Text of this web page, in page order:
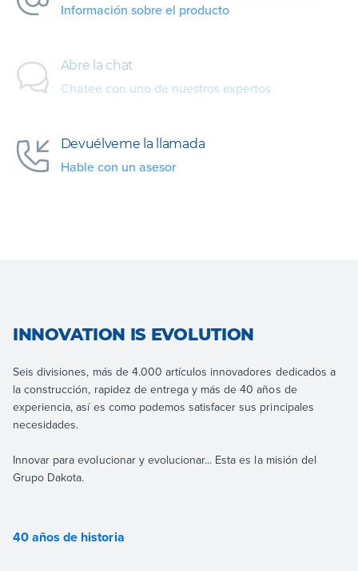
Información sobre el producto
Abre la chat
Chatee con uno de nuestros expertos
Devuélveme la llamada
Hable con un asesor
INNOVATION IS EVOLUTION
Seis divisiones, más de 4.000 artículos innovadores dedicados a
la construcción, rapidez de entrega y más de 40 años de
experiencia, así es como podemos satisfacer sus principales
necesidades.
Innovar para evolucionar y evolucionar... Esta es la misión del
Grupo Dakota.
40 años de historia